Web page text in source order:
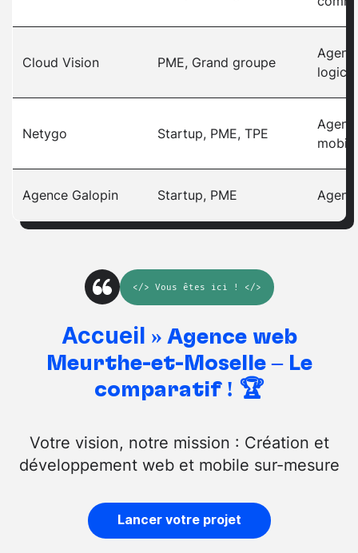
Cloud Vision PME, Grand groupe
Netygo Startup, PME, TPE
mobile
Agence Galopin Startup, PME
</> Vous êtes ici ! </>
Accueil » Agence web
Meurthe-et-Moselle – Le
comparatif ! 🏆
Votre vision, notre mission : Création et
développement web et mobile sur-mesure
Lancer votre projet